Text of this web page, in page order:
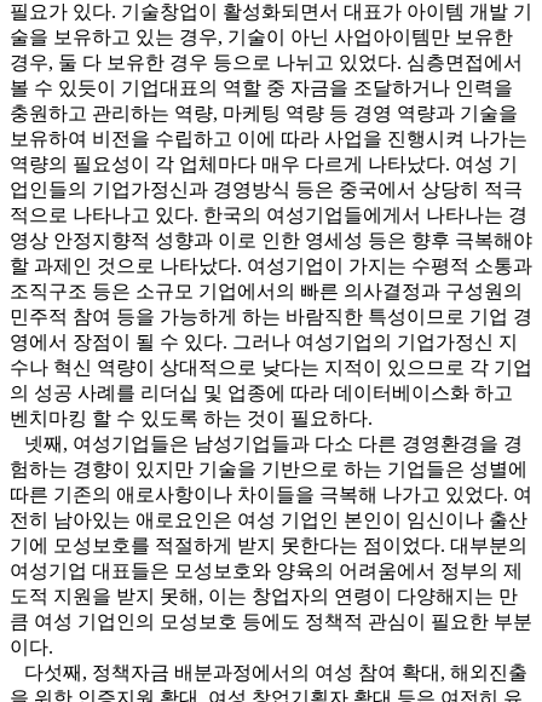
필요가 있다. 기술창업이 활성화되면서 대표가 아이템 개발 기
술을 보유하고 있는 경우, 기술이 아닌 사업아이템만 보유한
경우, 둘 다 보유한 경우 등으로 나뉘고 있었다. 심층면접에서
볼 수 있듯이 기업대표의 역할 중 자금을 조달하거나 인력을
충원하고 관리하는 역량, 마케팅 역량 등 경영 역량과 기술을
보유하여 비전을 수립하고 이에 따라 사업을 진행시켜 나가는
역량의 필요성이 각 업체마다 매우 다르게 나타났다. 여성 기
업인들의 기업가정신과 경영방식 등은 중국에서 상당히 적극
적으로 나타나고 있다. 한국의 여성기업들에게서 나타나는 경
영상 안정지향적 성향과 이로 인한 영세성 등은 향후 극복해야
할 과제인 것으로 나타났다. 여성기업이 가지는 수평적 소통과
조직구조 등은 소규모 기업에서의 빠른 의사결정과 구성원의
민주적 참여 등을 가능하게 하는 바람직한 특성이므로 기업 경
영에서 장점이 될 수 있다. 그러나 여성기업의 기업가정신 지
수나 혁신 역량이 상대적으로 낮다는 지적이 있으므로 각 기업
의 성공 사례를 리더십 및 업종에 따라 데이터베이스화 하고
벤치마킹 할 수 있도록 하는 것이 필요하다.
넷째, 여성기업들은 남성기업들과 다소 다른 경영환경을 경
험하는 경향이 있지만 기술을 기반으로 하는 기업들은 성별에
따른 기존의 애로사항이나 차이들을 극복해 나가고 있었다. 여
전히 남아있는 애로요인은 여성 기업인 본인이 임신이나 출산
기에 모성보호를 적절하게 받지 못한다는 점이었다. 대부분의
여성기업 대표들은 모성보호와 양육의 어려움에서 정부의 제
도적 지원을 받지 못해, 이는 창업자의 연령이 다양해지는 만
큼 여성 기업인의 모성보호 등에도 정책적 관심이 필요한 부분
이다.
다섯째, 정책자금 배분과정에서의 여성 참여 확대, 해외진출